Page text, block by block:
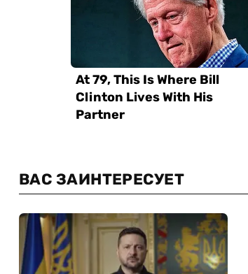
ВАС ЗАИНТЕРЕСУЕТ